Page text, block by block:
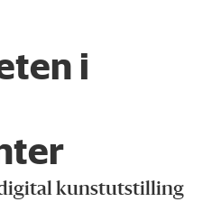
i
kunstutstilling